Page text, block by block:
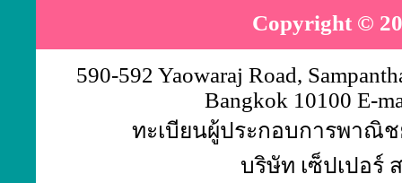
Copyright ©
590-592 Yaowaraj Road,
Bangkok 10100 E-
ทะเบียนผู้ประกอบการพาณิช
บริษัท เซ็ปเปอร์